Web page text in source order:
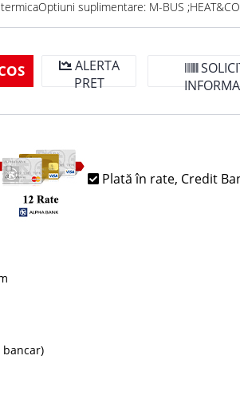
termicaOptiuni suplimentare: M-BUS
ALERTA
PRET
Plată în rate, Credit